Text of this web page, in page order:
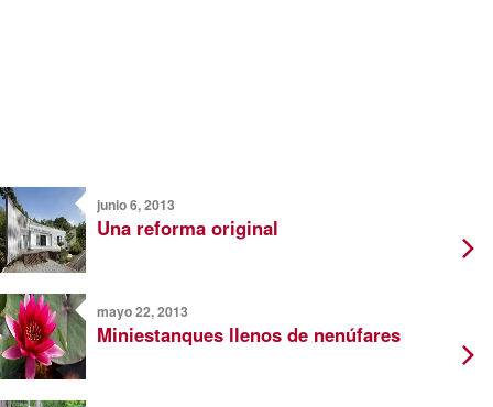
junio 6, 2013
Una reforma original
mayo 22, 2013
Miniestanques llenos de nenúfares